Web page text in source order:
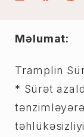
Məlumat:
Tramplin
* Sürət